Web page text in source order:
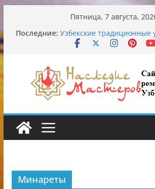
содержимому
Пятница, 7 августа,
Последние: Узбекские традиционные
символика и
Опасная диета Алины
От знахарей до
Обрушение на одном из
перекрёстков Ташкента:
путепровод на Буюк Ипак
Минареты